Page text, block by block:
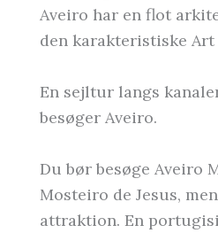
Aveiro har en flot
den karakteristiske
En sejltur langs
besøger Aveiro.
Du bør besøge Aveiro
Mosteiro de Jesus,
attraktion. En